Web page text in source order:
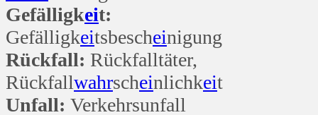
Gefälligkeit:
Gefälligkeitsbescheinigung
Rückfall: Rückfalltäter,
Rückfallwahrscheinlichkeit
Unfall: Verkehrsunfall